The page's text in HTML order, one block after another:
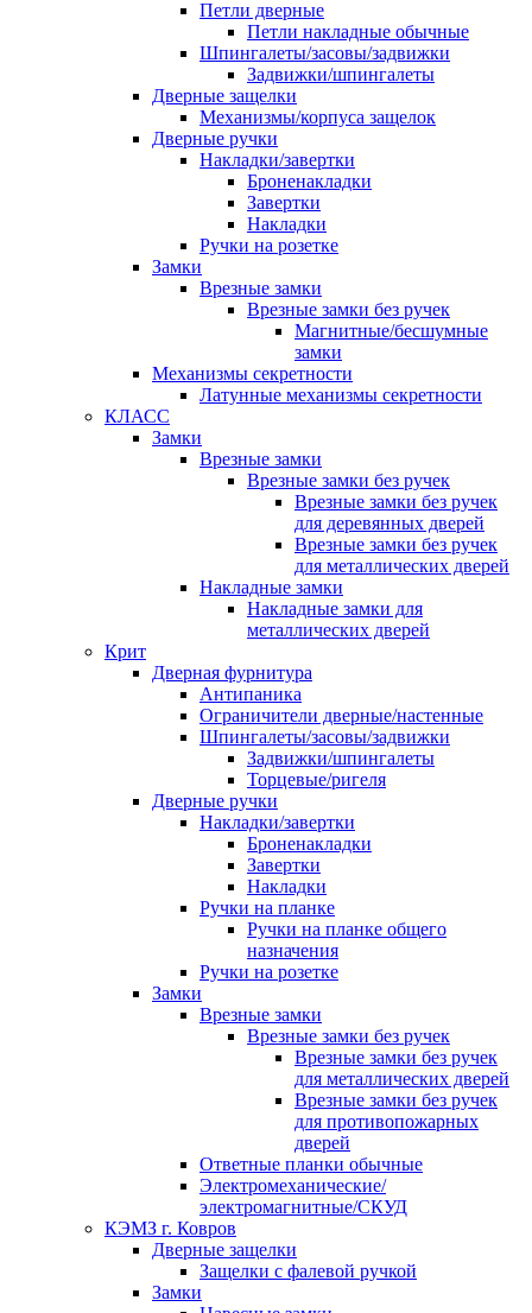
Петли дверные
Петли накладные обычные
Шпингалеты/засовы/задвижки
Задвижки/шпингалеты
Дверные защелки
Механизмы/корпуса защелок
Дверные ручки
Накладки/завертки
Броненакладки
Завертки
Накладки
Ручки на розетке
Замки
Врезные замки
Врезные замки без ручек
Магнитные/бесшумные
замки
Механизмы секретности
Латунные механизмы секретности
КЛАСС
Замки
Врезные замки
Врезные замки без ручек
Врезные замки без ручек
для деревянных дверей
Врезные замки без ручек
для металлических дверей
Накладные замки
Накладные замки для
металлических дверей
Крит
Дверная фурнитура
Антипаника
Ограничители дверные/настенные
Шпингалеты/засовы/задвижки
Задвижки/шпингалеты
Торцевые/ригеля
Дверные ручки
Накладки/завертки
Броненакладки
Завертки
Накладки
Ручки на планке
Ручки на планке общего
назначения
Ручки на розетке
Замки
Врезные замки
Врезные замки без ручек
Врезные замки без ручек
для металлических дверей
Врезные замки без ручек
для противопожарных
дверей
Ответные планки обычные
Электромеханические/
электромагнитные/СКУД
КЭМЗ г. Ковров
Дверные защелки
Защелки с фалевой ручкой
Замки